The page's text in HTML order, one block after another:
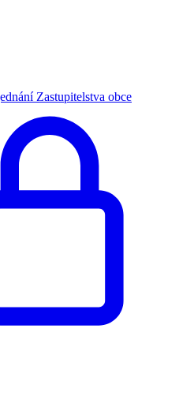
Zastupitelstva obce